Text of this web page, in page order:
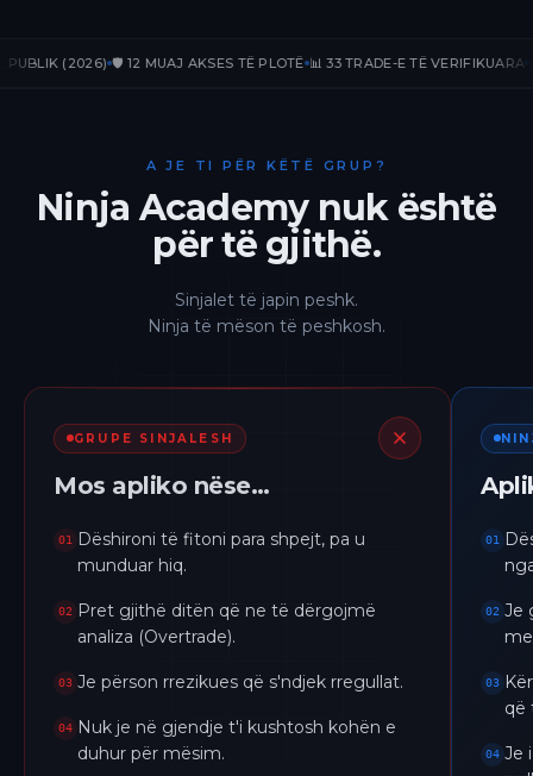
(2026) 🛡️ 12 MUAJ AKSES TË PLOTË 📊 33 TRADE-E TË VERIFIKUARA 📈
A JE TI PËR KËTË GRUP?
Ninja Academy nuk është
për të gjithë.
Sinjalet të japin peshk.
Ninja të mëson të peshkosh.
GRUPE SINJALESH
Mos apliko nëse…
01
Dëshironi të fitoni para shpejt, pa u
munduar hiq.
02
Pret gjithë ditën që ne të dërgojmë
analiza (Overtrade).
03 Je përson rrezikues që s'ndjek rregullat.
04 Nuk je në gjendje t'i kushtosh kohën e
duhur për mësim.
01
02 Je
03
që
04 Je